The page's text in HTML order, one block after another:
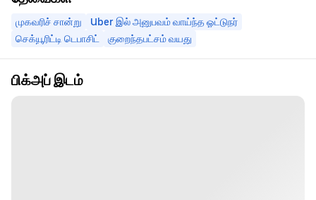
முகவரிச் சான்று
Uber இல் அனுபவம் வாய்ந்த ஓட்டுநர்
செக்யூரிட்டி டெபாசிட்
குறைந்தபட்சம் வயது
பிக்அப் இடம்